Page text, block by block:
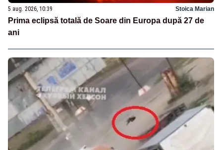
5 aug. 2026, 10:39 Stoica Marian
Prima eclipsă totală de Soare din Europa după 27 de
ani